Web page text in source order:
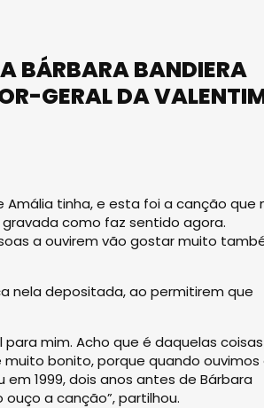
BÁRBARA BANDIERA
GERAL DA
Amália tinha, e esta foi a canção que
como faz sentido agora.
a ouvirem vão gostar muito
nela depositada, ao permitirem que
mim. Acho que é daquelas
bonito, porque quando ouvimos
1999, dois anos antes de Bárbara
a canção”, partilhou.